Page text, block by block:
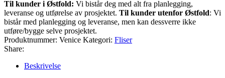
Til kunder i Østfold: Vi bistår deg med alt fra planlegging,
leveranse og utførelse av prosjektet. Til kunder utenfor Østfold: Vi
bistår med planlegging og leveranse, men kan dessverre ikke
utføre/bygge selve prosjektet.
Produktnummer: Venice Kategori: Fliser
Share:
Beskrivelse